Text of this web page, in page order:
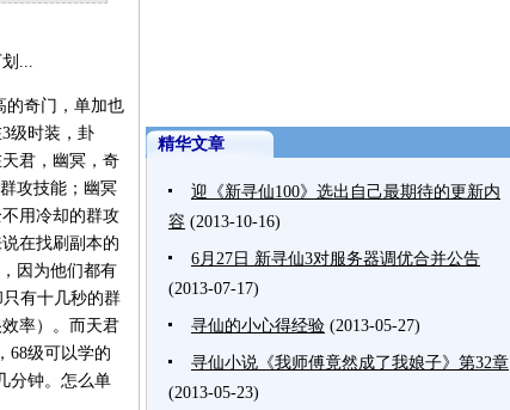
...
的奇门，单加也
级时装，卦
君，幽冥，奇
攻技能；幽冥
用冷却的群攻
在找刷副本的
因为他们都有
有十几秒的群
率）。而天君
68级可以学的
分钟。怎么单
精华文章
迎《新寻仙100》选出自己最期待的更新内
容 (2013-10-16)
6月27日 新寻仙3对服务器调优合并公告
(2013-07-17)
寻仙的小心得经验 (2013-05-27)
寻仙小说《我师傅竟然成了我娘子》第32章
(2013-05-23)